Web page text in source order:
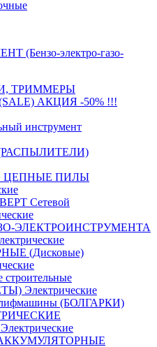
(Бензо-электро-газо-
ТРИММЕРЫ
АКЦИЯ -50% !!!
инструмент
ЦЕПНЫЕ ПИЛЫ
Сетевой
ЭЛЕКТРОИНСТРУМЕНТА
(Дисковые)
Электрические
(БОЛГАРКИ)